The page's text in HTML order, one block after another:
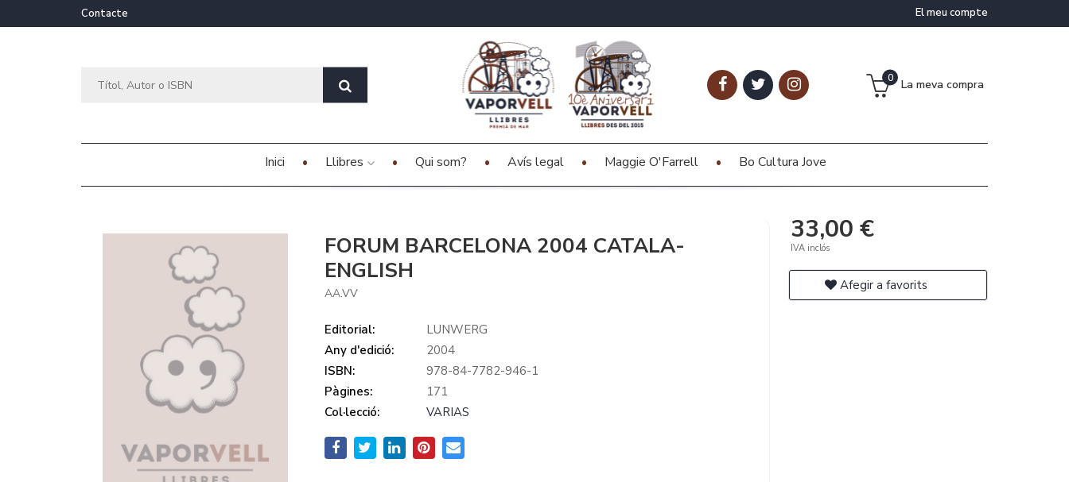
El meu compte
Contacte
La meva compra
0
Inici Llibres Qui som? Avís legal Maggie O'Farrell Bo Cultura Jove
FORUM BARCELONA 2004 CATALA-
ENGLISH
AA.VV
Editorial:
LUNWERG
Any d'edició:
2004
ISBN:
978-84-7782-946-1
Pàgines:
171
Col·lecció:
VARIAS
33,00 €
IVA inclós
Afegir a favorits